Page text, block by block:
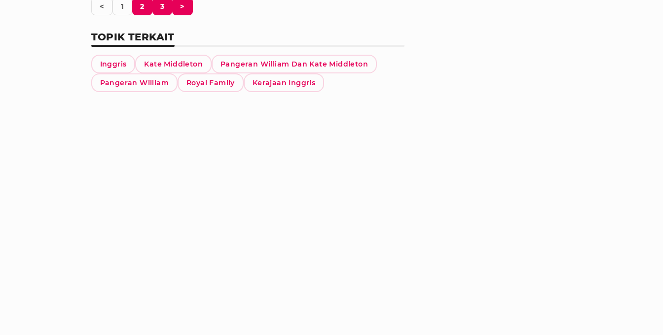
< 1 2 3 >
TOPIK TERKAIT
Inggris Kate Middleton Pangeran William Dan Kate Middleton
Pangeran William Royal Family Kerajaan Inggris